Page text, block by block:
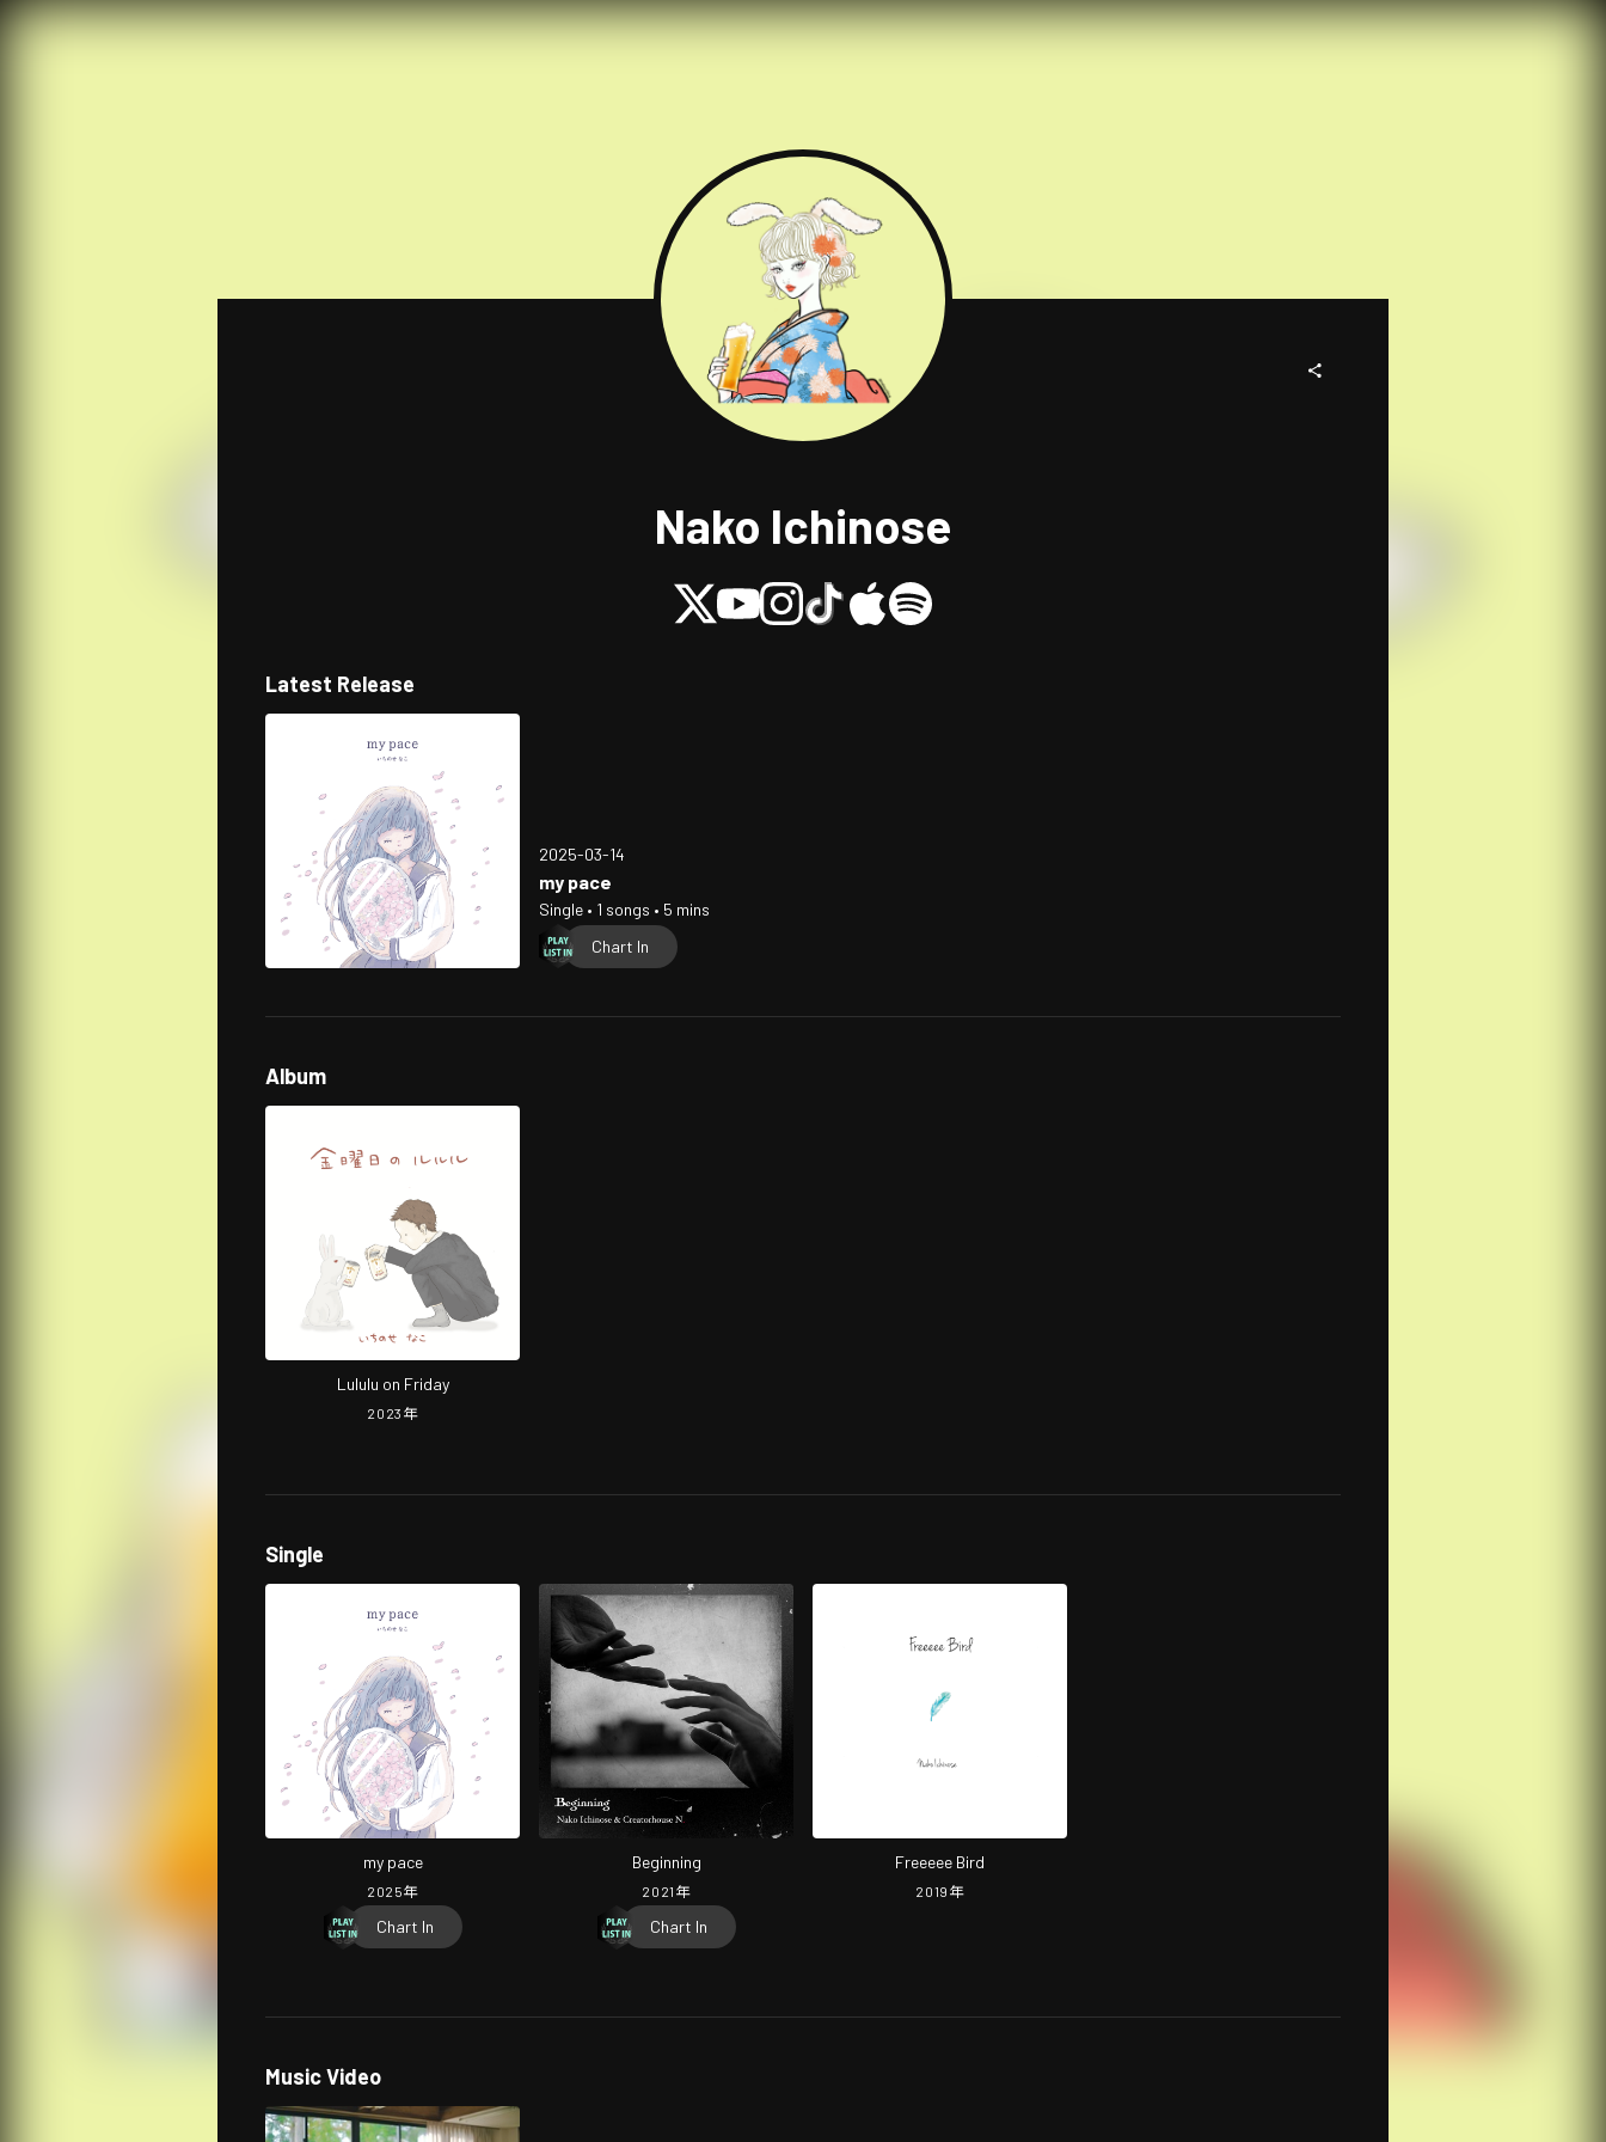
Nako Ichinose
Latest Release
2025-03-14
my pace
Single • 1 songs • 5 mins
Chart In
Album
Lululu on Friday
2023 年
Single
my pace
2025年
Chart In
Beginning
2021 年
Chart In
Freeeee Bird
2019 年
Music Video